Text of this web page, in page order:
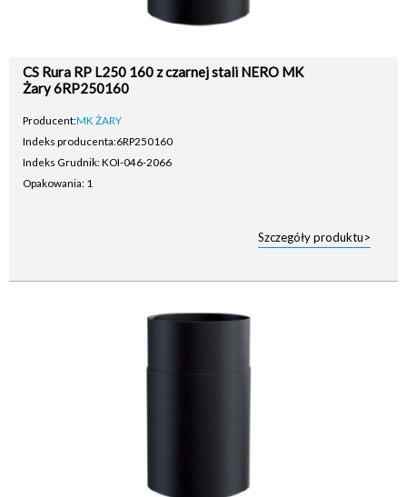
CS Rura RP L250 160 z czarnej stali NERO MK
Żary 6RP250160
Producent:MK ŻARY
Indeks producenta:6RP250160
Indeks Grudnik: KOI-046-2066
Opakowania: 1
Szczegóły produktu>